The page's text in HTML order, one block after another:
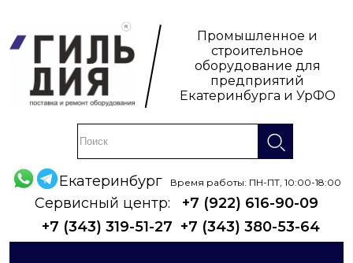
Промышленное и
строительное
оборудование для
предприятий
Екатеринбурга и УрФО
Екатеринбург Время работы: ПН-ПТ, 10:00-18:00
Сервисный центр:
+7 (922) 616-90-09
+7 (343) 319-51-27 +7 (343) 380-53-64